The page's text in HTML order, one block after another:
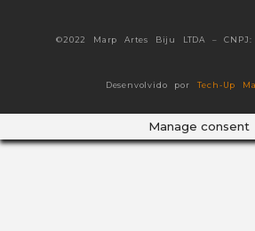
©2022 Marp Artes Biju LTDA – CNPJ:
Desenvolvido por Tech-Up
Manage consent